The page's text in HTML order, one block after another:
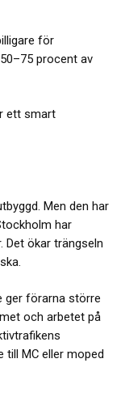
för
procent av
ett smart
Men den har
har
Det ökar trängseln
ger förarna större
och arbetet på
till MC eller moped